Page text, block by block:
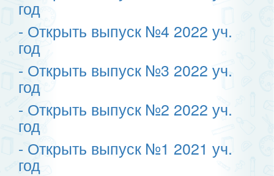
год
- Открыть выпуск №4 2022 уч.
год
- Открыть выпуск №3 2022 уч.
год
- Открыть выпуск №2 2022 уч.
год
- Открыть выпуск №1 2021 уч.
год